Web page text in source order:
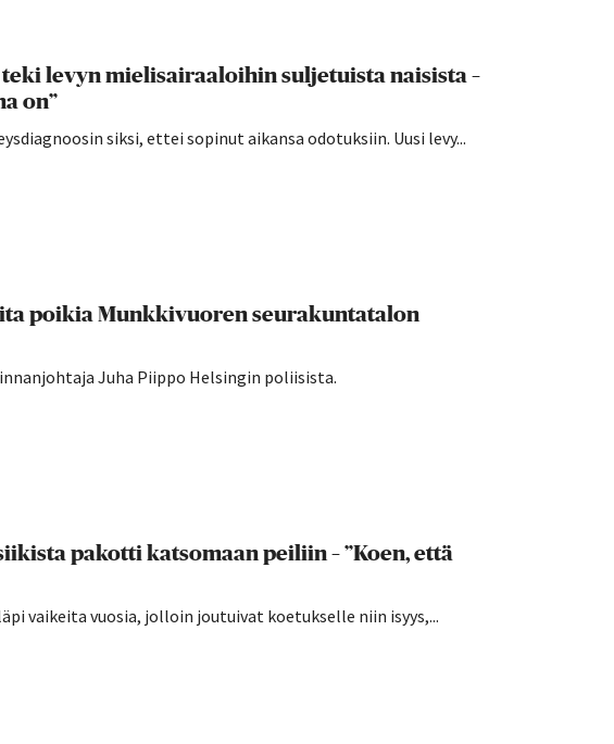
levyn mielisairaaloihin suljetuista naisista –
on”
siksi, ettei sopinut aikansa odotuksiin. Uusi levy...
poikia Munkkivuoren seurakuntatalon
Juha Piippo Helsingin poliisista.
pakotti katsomaan peiliin – ”Koen, että
vaikeita vuosia, jolloin joutuivat koetukselle niin isyys,...